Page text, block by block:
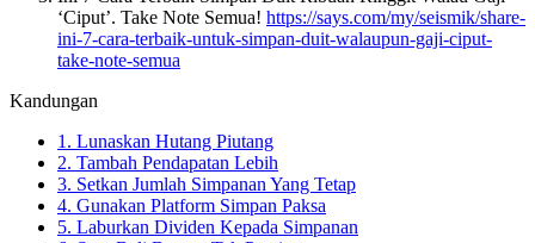
‘Ciput’. Take Note Semua! https://says.com/my/seismik/share-
ini-7-cara-terbaik-untuk-simpan-duit-walaupun-gaji-ciput-
take-note-semua
Kandungan
1. Lunaskan Hutang Piutang
2. Tambah Pendapatan Lebih
3. Setkan Jumlah Simpanan Yang Tetap
4. Gunakan Platform Simpan Paksa
5. Laburkan Dividen Kepada Simpanan